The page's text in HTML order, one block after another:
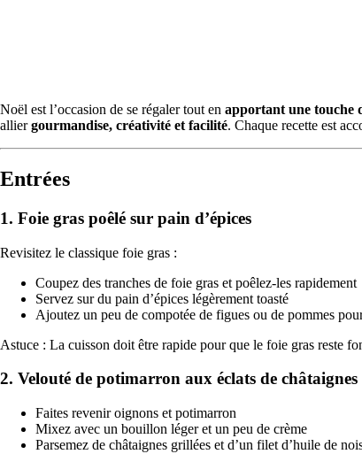
Noël est l’occasion de se régaler tout en apportant une touche
alliergourmandise, créativité et facilité. Chaque recette est
Entrées
1. Foie gras poêlé sur pain d’épices
Revisitez le classique foie gras :
Coupez des tranches de foie gras et poêlez-les rapidement
Servez sur du pain d’épices légèrement toasté
Ajoutez un peu de compotée de figues ou de pommes
Astuce : La cuisson doit être rapide pour que le foie gras reste
2. Velouté de potimarron aux éclats de châtaignes
Faites revenir oignons et potimarron
Mixez avec un bouillon léger et un peu de crème
Parsemez de châtaignes grillées et d’un filet d’huile de